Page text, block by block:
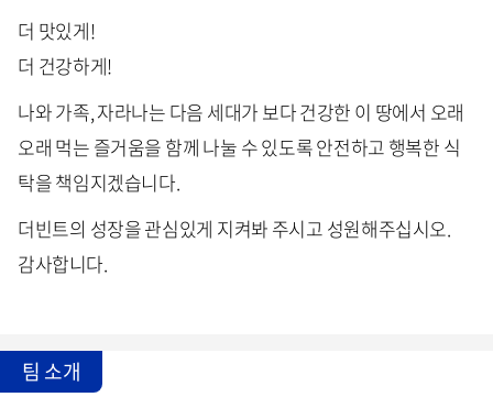
더 맛있게!
더 건강하게!
나와 가족, 자라나는 다음 세대가 보다 건강한 이 땅에서 오래
오래 먹는 즐거움을 함께 나눌 수 있도록 안전하고 행복한 식
탁을 책임지겠습니다.
더빈트의 성장을 관심있게 지켜봐 주시고 성원해주십시오.
감사합니다.
팀 소개